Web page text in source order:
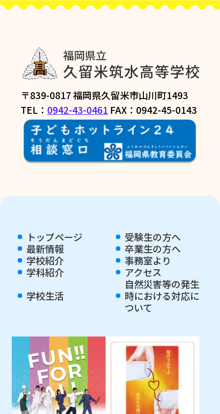
〒839-0817 福岡県久留米市山川町1493
TEL： 0942-43-0461 FAX：0942-45-0143
トップページ
受験生の方へ
最新情報
卒業生の方へ
学校紹介
事務室より
学科紹介
アクセス
学校生活
自然災害等の発生
時における対応に
ついて